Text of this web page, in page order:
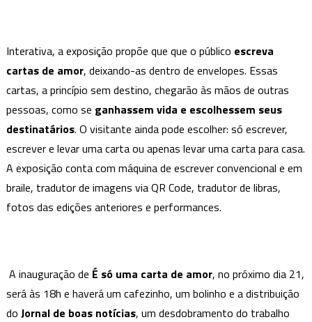
Interativa, a exposição propõe que que o público escreva
cartas de amor, deixando-as dentro de envelopes. Essas
cartas, a princípio sem destino, chegarão às mãos de outras
pessoas, como se ganhassem vida e escolhessem seus
destinatários. O visitante ainda pode escolher: só escrever,
escrever e levar uma carta ou apenas levar uma carta para casa.
A exposição conta com máquina de escrever convencional e em
braile, tradutor de imagens via QR Code, tradutor de libras,
fotos das edições anteriores e performances.
A inauguração de É só uma carta de amor, no próximo dia 21,
será às 18h e haverá um cafezinho, um bolinho e a distribuição
do Jornal de boas notícias, um desdobramento do trabalho